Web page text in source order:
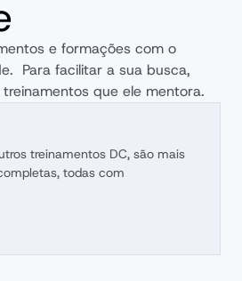
e formações com o
Para facilitar a sua busca,
que ele mentora.
treinamentos DC, são mais
todas com